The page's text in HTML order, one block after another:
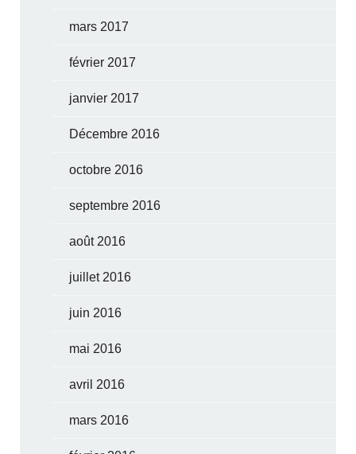
mars 2017
février 2017
janvier 2017
Décembre 2016
octobre 2016
septembre 2016
août 2016
juillet 2016
juin 2016
mai 2016
avril 2016
mars 2016